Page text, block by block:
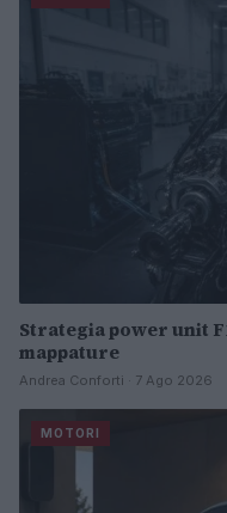
Strategia power unit
mappature
Andrea Conforti · 7 Ago 2026
MOTORI